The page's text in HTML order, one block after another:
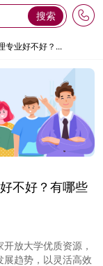
搜索
专业好不好？...
不好？有哪些
放大学优质资源，
展趋势，以灵活高效